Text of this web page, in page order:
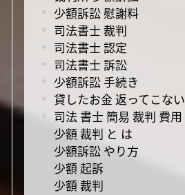
少額訴訟 慰謝料
司法書士 裁判
司法書士 認定
司法書士 訴訟
少額訴訟 手続き
貸したお金 返ってこない
司法 書士 簡易 裁判 費用
少額 裁判 と は
少額訴訟 やり方
少額 起訴
少額 裁判